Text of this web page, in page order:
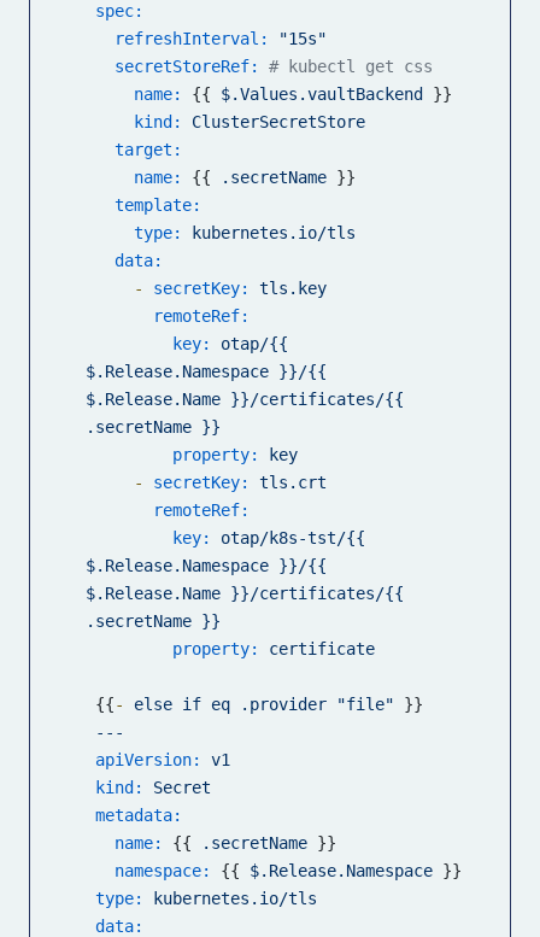
spec:
refreshInterval:
"15s"
secretStoreRef:
# kubectl get css
name:
{{ $.Values.vaultBackend
}}
kind:
ClusterSecretStore
target:
name:
{{ .secretName }}
template:
type:
kubernetes.io/tls
data:
-
secretKey:
tls.key
remoteRef:
key:
otap/{{
$.Release.Namespace }}/{{
$.Release.Name }}/certificates/{{
.secretName }}
property:
key
-
secretKey:
tls.crt
remoteRef:
key:
otap/k8s-tst/{{
$.Release.Namespace }}/{{
$.Release.Name }}/certificates/{{
.secretName }}
property:
certificate
  {{
- else if eq .provider "file" }}
---
apiVersion:
v1
kind:
Secret
metadata:
name:
{{ .secretName }}
namespace:
{{ $.Release.Namespace }}
type:
kubernetes.io/tls
data: